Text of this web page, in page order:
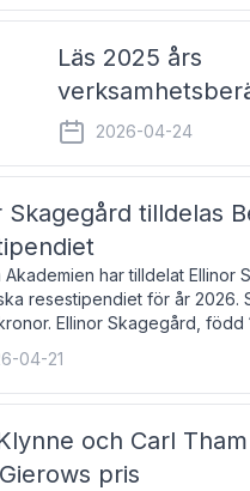
sakprosa som i år går
Läs 2025 års
2026-04-24
Skagegård tilldelas
Akademien har tilldelat Ellinor
resestipendiet för år 2026.
Ellinor Skagegård, född
journalist och musiker. Hon
för Svenska Dagbladet,
04-21
och Carl
pris